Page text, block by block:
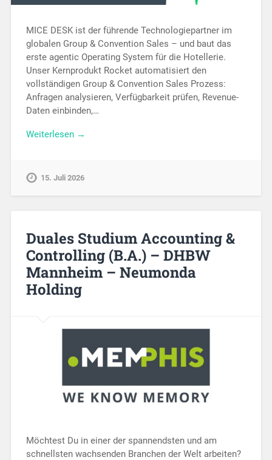
MICE DESK ist der führende Technologiepartner im
globalen Group & Convention Sales – und baut das
erste agentic Operating System für die Hotellerie.
Unser Kernprodukt Rocket automatisiert den
vollständigen Group & Convention Sales Prozess:
Anfragen analysieren, Verfügbarkeit prüfen, Revenue-
Daten einbinden,…
Weiterlesen →
15. Juli 2026
Duales Studium Accounting &
Controlling (B.A.) – DHBW
Mannheim – Neumonda
Holding
Möchtest Du in einer der spannendsten und am
schnellsten wachsenden Branchen der Welt arbeiten?